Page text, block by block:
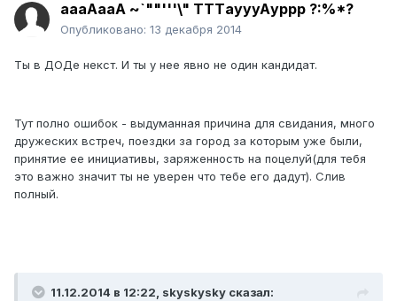
аaaAaаА ~`""'''\" TТТaуyyAурpр ?:%*?
Опубликовано: 13 декабря 2014
Ты в ДОДе некст. И ты у нее явно не один кандидат.
Тут полно ошибок - выдуманная причина для свидания, много
дружеских встреч, поездки за город за которым уже были,
принятие ее инициативы, заряженность на поцелуй(для тебя
это важно значит ты не уверен что тебе его дадут). Слив
полный.
11.12.2014 в 12:22, skyskysky сказал: